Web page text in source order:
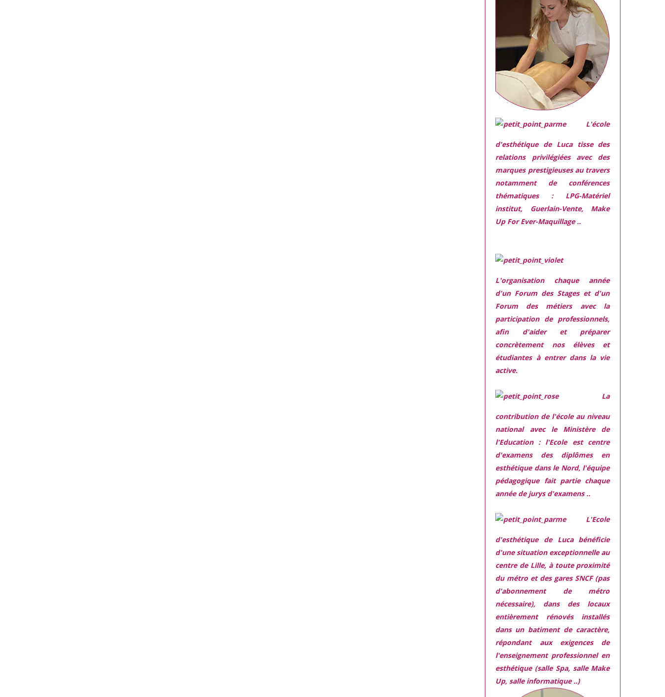
L'école
d'esthétique de Luca tisse des
relations privilégiées avec des
marques prestigieuses au travers
notamment de conférences
thématiques : LPG-Matériel
institut, Guerlain-Vente, Make
Up For Ever-Maquillage ..
L'organisation chaque année
d'un Forum des Stages et d'un
Forum des métiersavec la
participation de professionnels,
afin d'aider et préparer
concrètement nos élèves et
étudiantes à entrer dans la vie
active.
La
contribution de l'école au niveau
national avec le Ministère de
l'Education : l'Ecole est centre
d'examens des diplômes en
esthétique dans le Nord, l'équipe
pédagogique fait partie chaque
année de jurys d'examens ..
L'Ecole
d'esthétique de Luca bénéficie
d'une situation exceptionnelleau
centre de Lille, à toute proximité
du métro et des gares SNCF (pas
d'abonnement de métro
nécessaire), dans des locaux
entièrement rénovés installés
dans un batiment de caractère,
répondant aux exigencesde
l'enseignement professionnel en
esthétique (salle Spa, salle Make
Up, salle informatique ..)